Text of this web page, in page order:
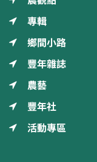
專輯
鄉間小路
豐年雜誌
農藝
豐年社
活動專區